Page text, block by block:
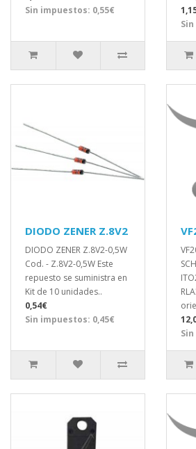
Sin impuestos: 0,55€
DIODO ZENER Z.8V2
DIODO ZENER Z.8V2-0,5W
Cod. - Z.8V2-0,5W Este
repuesto se suministra en
Kit de 10 unidades..
0,54€
Sin impuestos: 0,45€